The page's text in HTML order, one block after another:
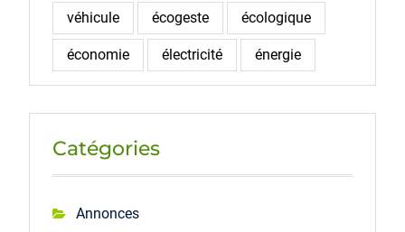
véhicule écogeste écologique
économie électricité énergie
Catégories
Annonces